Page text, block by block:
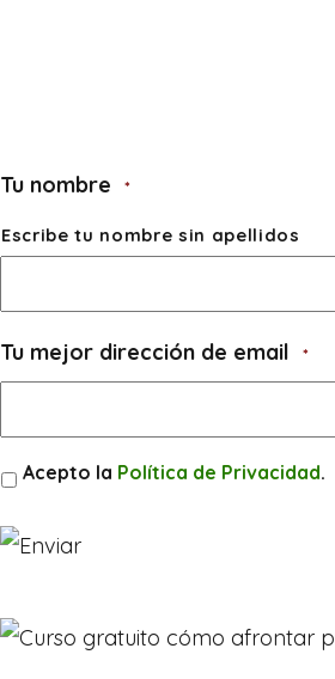
Tu nombre *
Escribe tu nombre sin apellidos
Tu mejor dirección de email *
Consentimiento
Acepto la Política de Privacidad.